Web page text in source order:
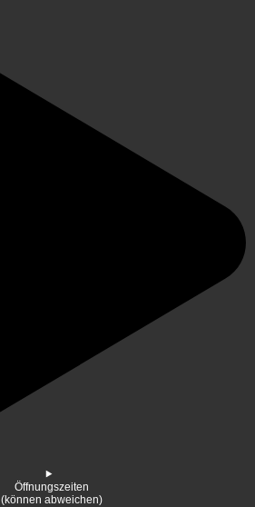
Öffnungszeiten
(können abweichen)